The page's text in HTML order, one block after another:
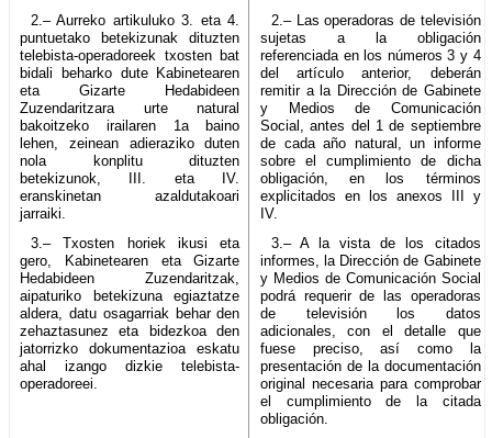
2.– Aurreko artikuluko 3. eta 4.
puntuetako betekizunak dituzten
telebista-operadoreek txosten bat
bidali beharko dute Kabinetearen
eta Gizarte Hedabideen
Zuzendaritzara urte natural
bakoitzeko irailaren 1a baino
lehen, zeinean adieraziko duten
nola konplitu dituzten
betekizunok, III. eta IV.
eranskinetan azaldutakoari
jarraiki.
2.– Las operadoras de televisión
sujetas a la obligación
referenciada en los números 3 y 4
del artículo anterior, deberán
remitir a la Dirección de Gabinete
y Medios de Comunicación
Social, antes del 1 de septiembre
de cada año natural, un informe
sobre el cumplimiento de dicha
obligación, en los términos
explicitados en los anexos III y
IV.
3.– Txosten horiek ikusi eta
gero, Kabinetearen eta Gizarte
Hedabideen Zuzendaritzak,
aipaturiko betekizuna egiaztatze
aldera, datu osagarriak behar den
zehaztasunez eta bidezkoa den
jatorrizko dokumentazioa eskatu
ahal izango dizkie telebista-
operadoreei.
3.– A la vista de los citados
informes, la Dirección de Gabinete
y Medios de Comunicación Social
podrá requerir de las operadoras
de televisión los datos
adicionales, con el detalle que
fuese preciso, así como la
presentación de la documentación
original necesaria para comprobar
el cumplimiento de la citada
obligación.